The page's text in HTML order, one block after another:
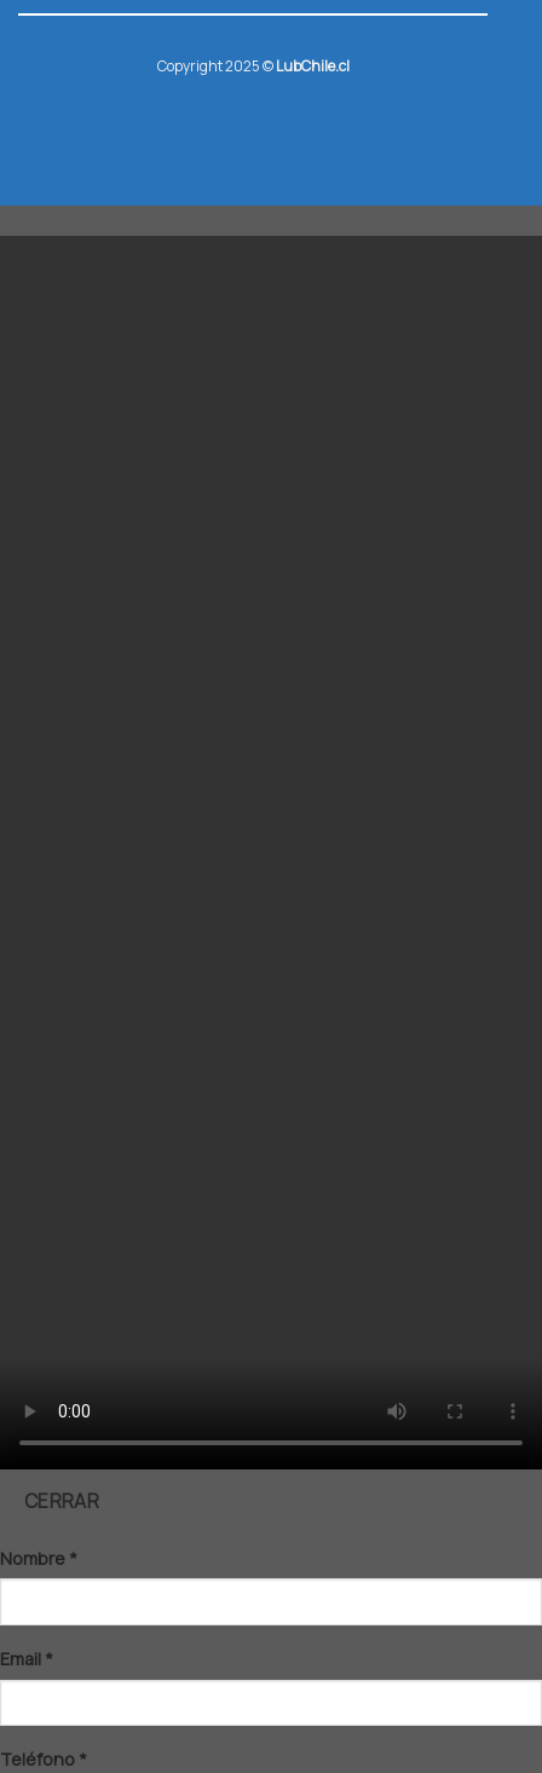
Copyright 2025 ©LubChile.cl
CERRAR
Nombre *
Email *
Teléfono *